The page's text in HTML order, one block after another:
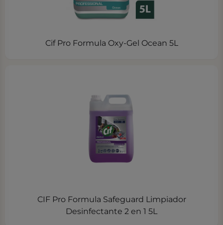
Cif Pro Formula Oxy-Gel Ocean 5L
CIF Pro Formula Safeguard Limpiador
Desinfectante 2 en 1 5L